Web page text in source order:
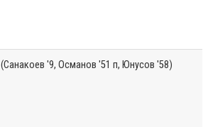
(Санакоев '9, Османов '51 п, Юнусов '58)